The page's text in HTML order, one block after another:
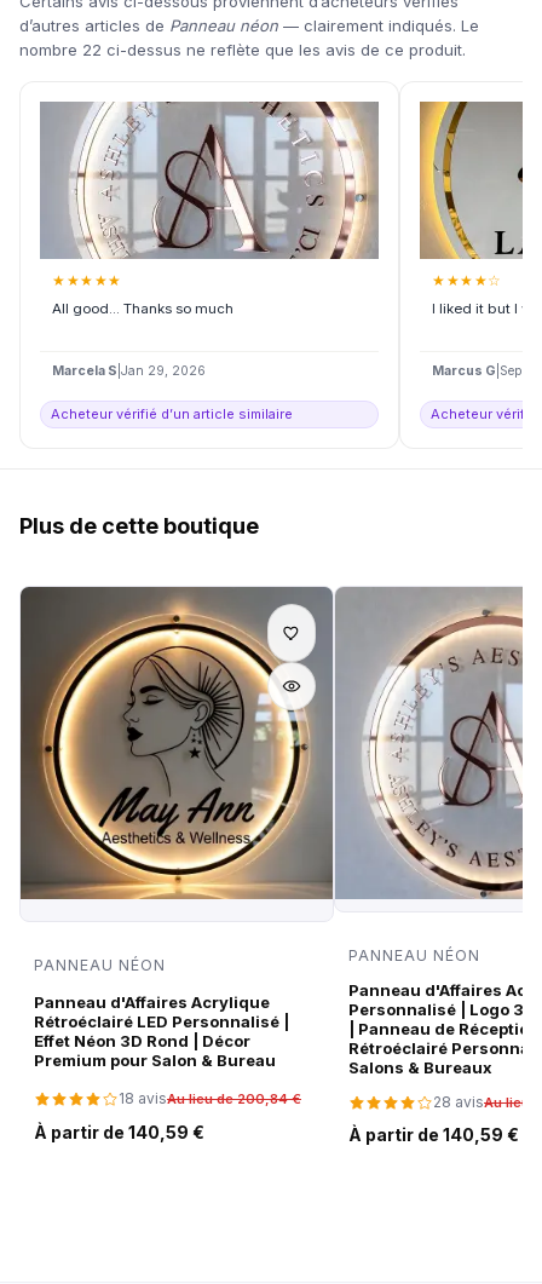
d’autres articles de Panneau néon — clairement indiqués. Le
nombre 22 ci-dessus ne reflète que les avis de ce produit.
★ ★★ ★★
All good... Thanks so much
Marcela S Jan 29, 2026
Acheteur vérifié d’un article similaire
★ ★★ ★☆
I liked it but I
Marcus G Sep
Acheteur vérifié
Plus de cette boutique
PANNEAU NÉON
Panneau d'Affaires Acrylique
Rétroéclairé LED Personnalisé |
Effet Néon 3D Rond | Décor
Premium pour Salon & Bureau
18 avisAu lieu de 200,84 €
À partir de 140,59 €
PANNEAU NÉON
Panneau d'Affaires
Personnalisé | Logo 3D
| Panneau de Réception
Rétroéclairé
Salons & Bureaux
28 avisAu lieu
À partir de 140,59 €